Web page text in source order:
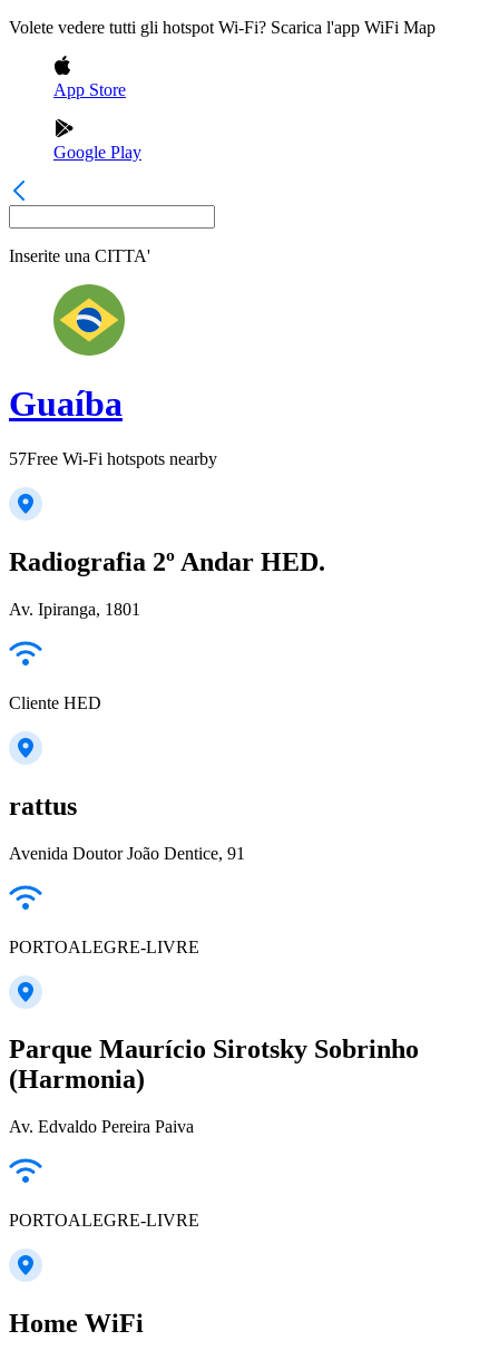
Volete vedere tutti gli hotspot Wi-Fi? Scarica l'app WiFi Map
App Store
Google Play
Inserite una CITTA'
Guaíba
57Free Wi-Fi hotspots nearby
Radiografia 2º Andar HED.
Av. Ipiranga, 1801
Cliente HED
rattus
Avenida Doutor João Dentice, 91
PORTOALEGRE-LIVRE
Parque Maurício Sirotsky Sobrinho
(Harmonia)
Av. Edvaldo Pereira Paiva
PORTOALEGRE-LIVRE
Home WiFi